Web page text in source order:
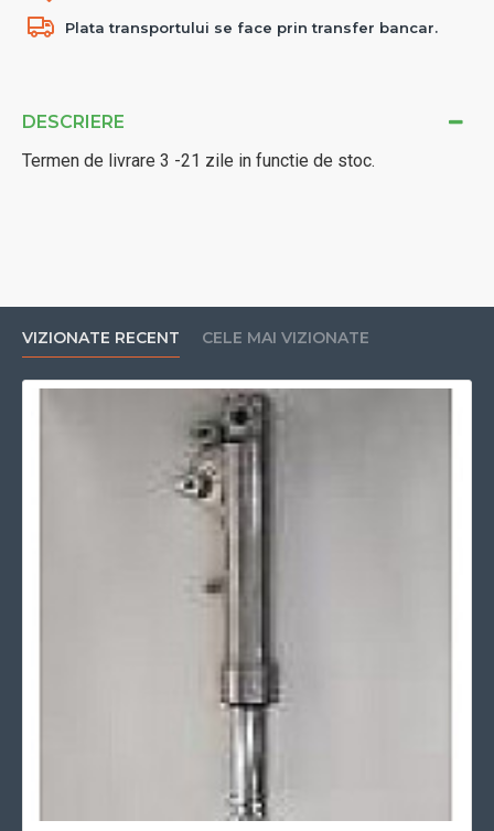
DESCRIERE
Termen de livrare 3 -21 zile in functie de stoc.
Plata transportului se face prin transfer bancar.
VIZIONATE RECENT CELE MAI VIZIONATE